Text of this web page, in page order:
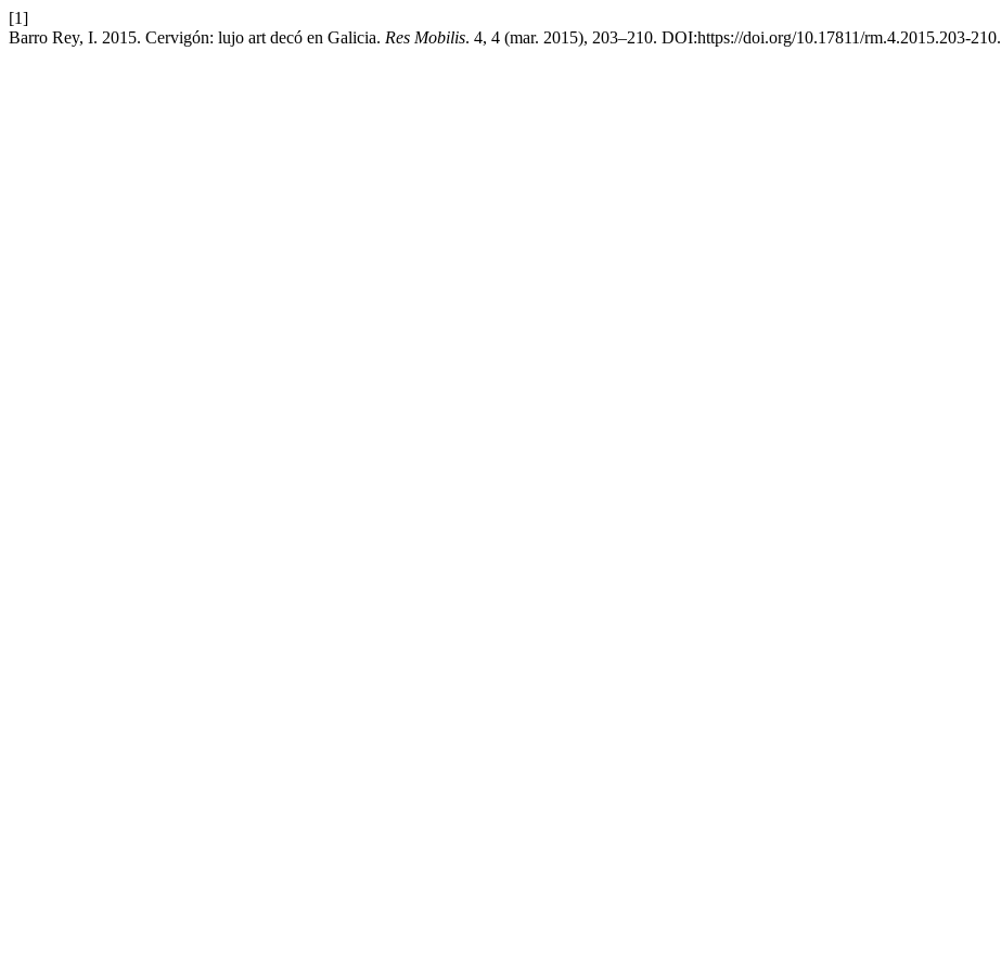
[1]
Barro Rey, I. 2015. Cervigón: lujo art decó en Galicia. Res Mobilis. 4, 4 (mar. 2015), 203–210. DOI:https://doi.org/10.17811/rm.4.2015.203-210.